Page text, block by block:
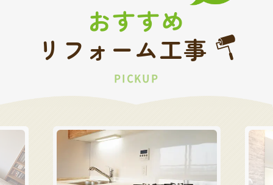
おすすめ
リフォーム工事
PICKUP